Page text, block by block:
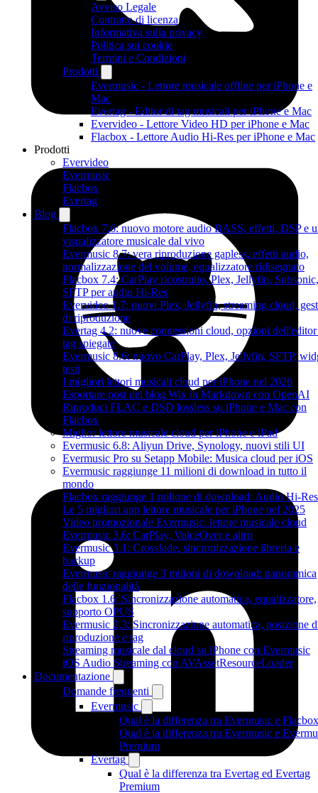
Avviso Legale
Contratto di licenza
Informativa sulla privacy
Politica sui cookie
Termini e Condizioni
Prodotti
Evermusic - Lettore musicale offline per iPhone e
Mac
Evertag - Editor di tag musicali per iPhone e Mac
Evervideo - Lettore Video HD per iPhone e Mac
Flacbox - Lettore Audio Hi-Res per iPhone e Mac
Prodotti
Evervideo
Evermusic
Flacbox
Evertag
Blog
Flacbox 7.6: nuovo motore audio BASS, effetti, DSP e
visualizzatore musicale dal vivo
Evermusic 8.7: vera riproduzione gapless, effetti audio,
normalizzazione del volume, equalizzatore ridisegnato
Flacbox 7.4: CarPlay ricostruito, Plex, Jellyfin, Subsonic,
SFTP per audio Hi-Res
Evervideo 1.7: nuovi Plex, Jellyfin, streaming cloud,
di riproduzione
Evertag 4.2: nuove connessioni cloud, opzioni
tag spiegate
Evermusic 8.6: nuovo CarPlay, Plex, Jellyfin, SFTP,
testi
I migliori lettori musicali cloud per iPhone nel 2026
Esportare post del blog Wix in Markdown con OpenAI
Riproduci FLAC e DSD lossless su iPhone e Mac con
Flacbox
Miglior lettore musicale cloud per iPhone e iPad
Evermusic 6.8: Aliyun Drive, Synology, nuovi stili UI
Evermusic Pro su Setapp Mobile: Musica cloud per iOS
Evermusic raggiunge 11 milioni di download in tutto il
mondo
Flacbox raggiunge 1 milione di download: Audio Hi-Res
Le 5 migliori app lettore musicale per iPhone nel 2025
Video promozionale Evermusic: lettore musicale cloud
Evermusic 3.6: CarPlay, VoiceOver e altro
Evermusic 3.1: Crossfade, sincronizzazione libreria e
backup
Evermusic raggiunge 3 milioni di download: panoramica
delle funzionalità
Flacbox 1.6: Sincronizzazione automatica, equalizzatore,
supporto OPUS
Evermusic 2.3: Sincronizzazione automatica, posizione
riproduzione e tag
Streaming musicale dal cloud su iPhone con Evermusic
iOS Audio Streaming con AVAssetResourceLoader
Documentazione
Domande frequenti
Evermusic
Qual è la differenza tra Evermusic e Flacbox
Qual è la differenza tra Evermusic e
Premium
Evertag
Qual è la differenza tra Evertag ed Evertag
Premium